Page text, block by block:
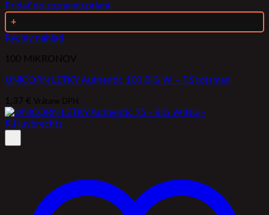
Pridať do zoznamu prianí
+
Rýchly náhľad
100 MIKRONOV
UNICORN LETKY Authentic 100 BIG W – F.Scotsman
1,37 € Vrátane DPH